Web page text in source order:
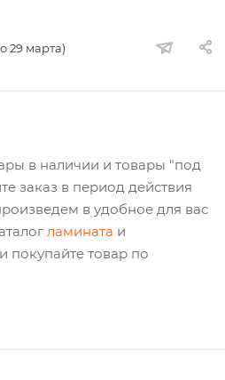
марта)
в наличии и товары "под
заказ в период действия
в удобное для вас
ламината и
и покупайте товар по